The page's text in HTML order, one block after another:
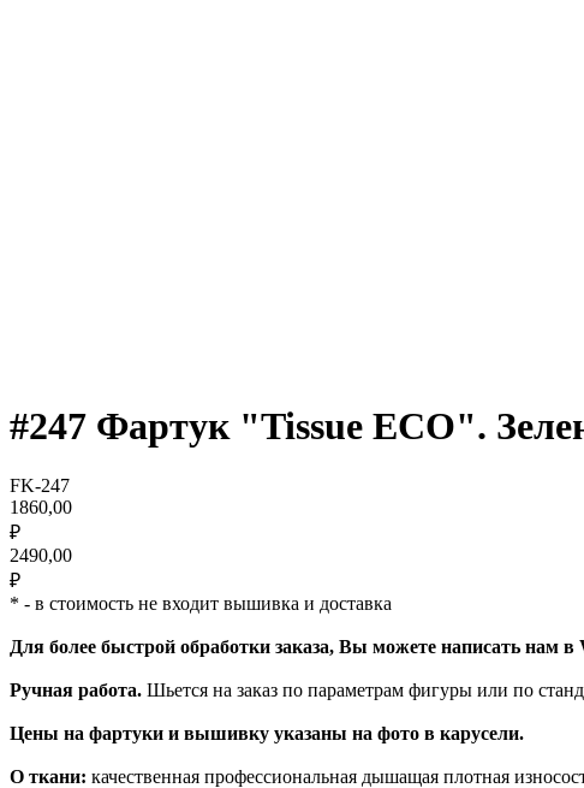
#247 Фартук "Tissue ECO".
FK-247
1860,00
₽
2490,00
₽
* - в стоимость не входит вышивка и доставка
Для более быстрой обработки заказа, Вы можете написать нам
Ручная работа. Шьется на заказ по параметрам фигуры или по
Цены на фартуки и вышивку указаны на фото в карусели.
О ткани: качественная профессиональная дышащая плотная